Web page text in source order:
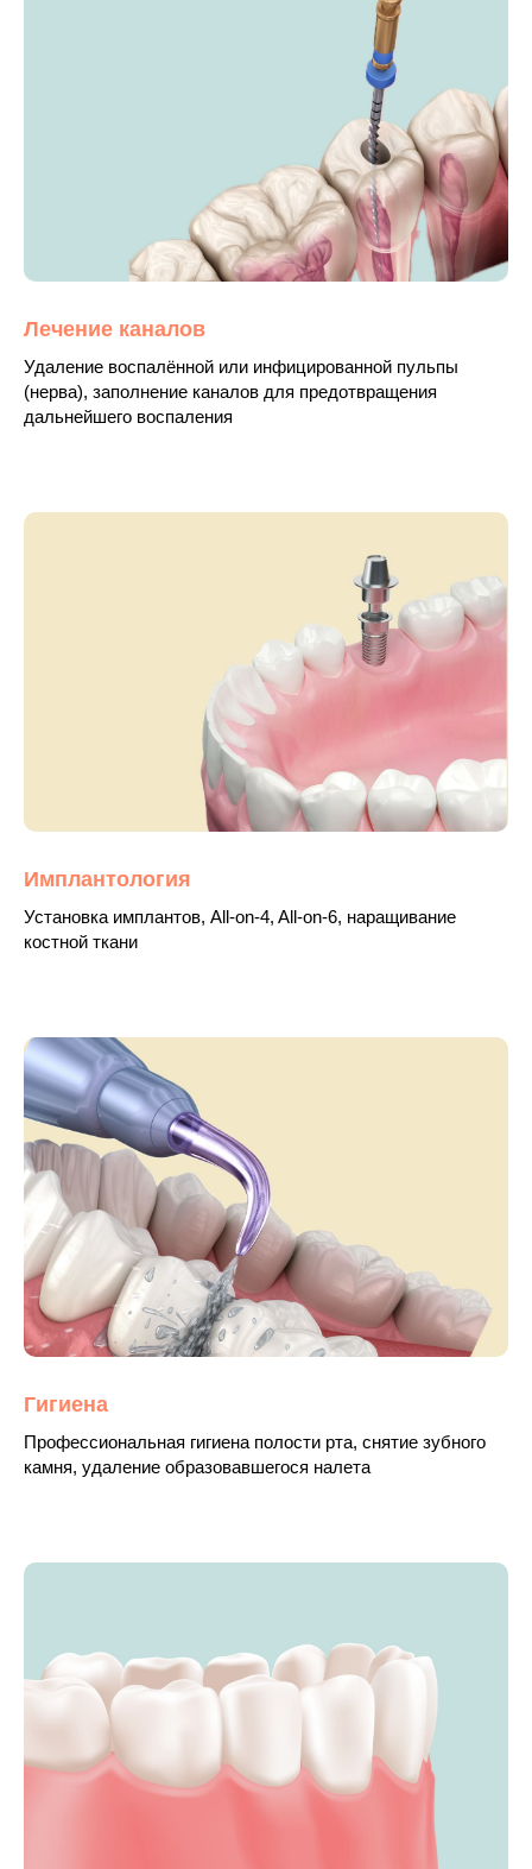
Лечение каналов
Удаление воспалённой или инфицированной пульпы
(нерва), заполнение каналов для предотвращения
дальнейшего воспаления
Имплантология
Установка имплантов, All-on-4, All-on-6, наращивание
костной ткани
Гигиена
Профессиональная гигиена полости рта, снятие зубного
камня, удаление образовавшегося налета